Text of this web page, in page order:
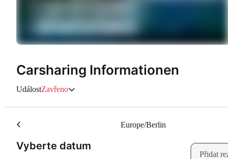
Carsharing Informationen
UdálostZavřeno
Vyberte datum
Europe/Berlin
Přidat